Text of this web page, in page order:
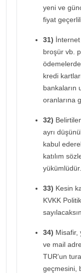
yeni ve
fiyat
31)
broşür vb.
kredi
bankaların
oranlarına
32)
ayrı
kabul
katılım
yükümlüdür.
33) Kesin
KVKK
34) Misafir,
ve mail
TUR'un
geçmesini,